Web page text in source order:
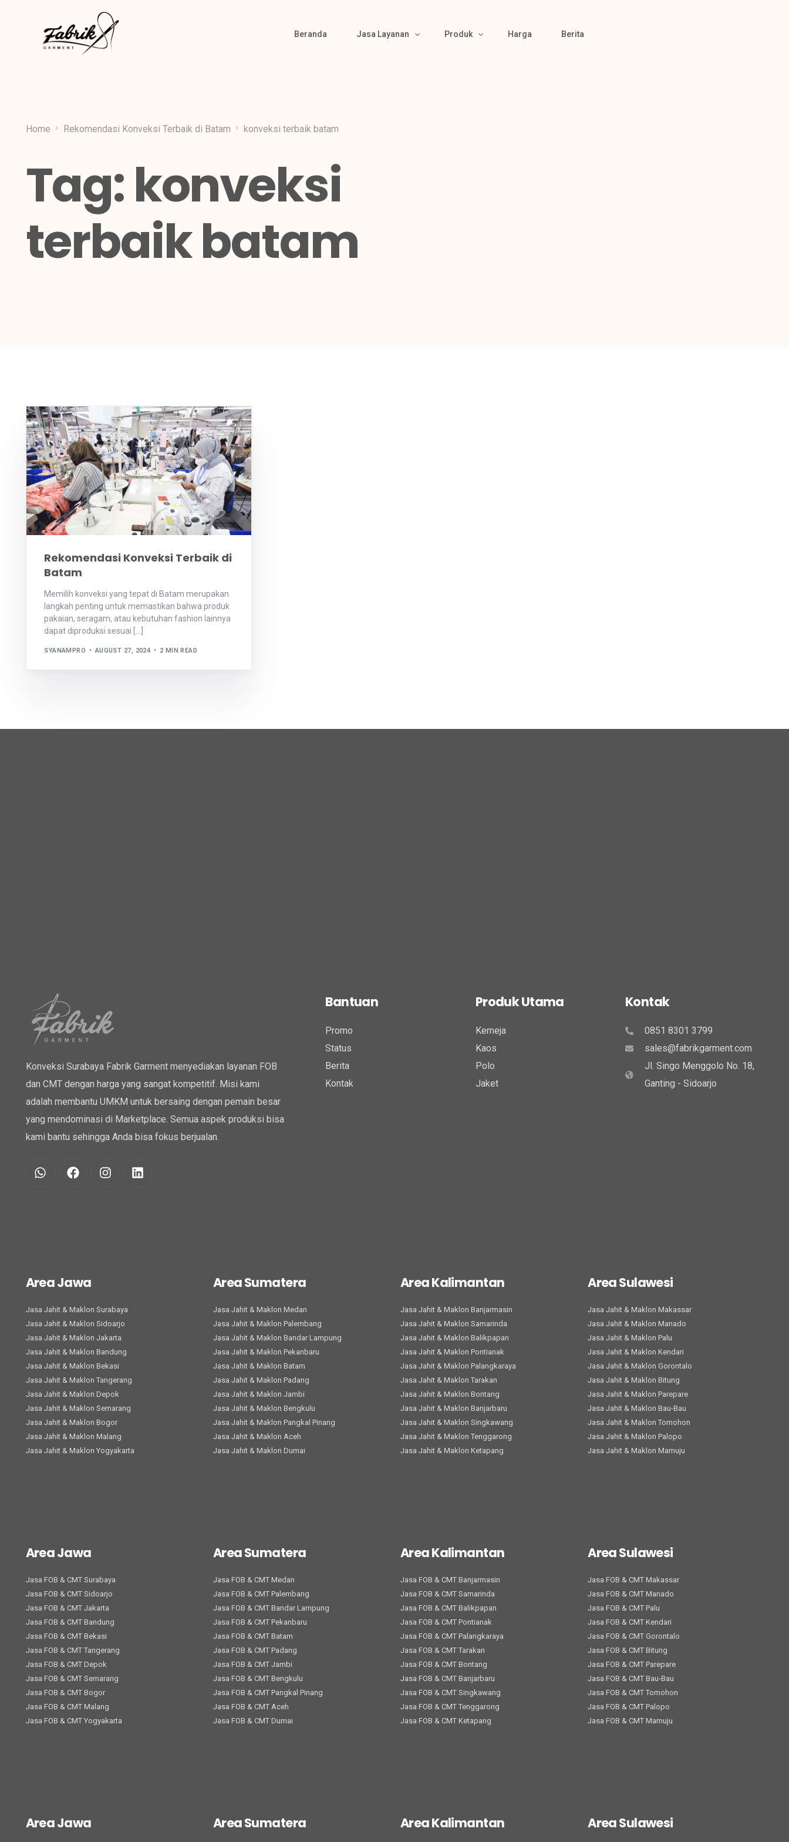
Beranda Jasa Layanan Produk Harga Berita
Home Rekomendasi Konveksi Terbaik di Batam konveksi terbaik batam
Tag:konveksi
terbaik batam
Rekomendasi Konveksi Terbaik di
Batam
Memilih konveksi yang tepat di Batam merupakan
langkah penting untuk memastikan bahwa produk
pakaian, seragam, atau kebutuhan fashion lainnya
dapat diproduksi sesuai […]
SYANAMPRO AUGUST 27, 2024 2 MIN READ
Konveksi Surabaya Fabrik Garment menyediakan layanan FOB
dan CMT dengan harga yang sangat kompetitif. Misi kami
adalah membantu UMKM untuk bersaing dengan pemain besar
yang mendominasi di Marketplace. Semua aspek produksi bisa
kami bantu sehingga Anda bisa fokus berjualan.
Bantuan
Promo
Status
Berita
Kontak
Produk Utama
Kemeja
Kaos
Polo
Jaket
Kontak
0851 8301 3799
sales@fabrikgarment.com
Jl. Singo Menggolo No. 18,
Ganting - Sidoarjo
Area Jawa
Jasa Jahit & Maklon Surabaya
Jasa Jahit & Maklon Sidoarjo
Jasa Jahit & Maklon Jakarta
Jasa Jahit & Maklon Bandung
Jasa Jahit & Maklon Bekasi
Jasa Jahit & Maklon Tangerang
Jasa Jahit & Maklon Depok
Jasa Jahit & Maklon Semarang
Jasa Jahit & Maklon Bogor
Jasa Jahit & Maklon Malang
Jasa Jahit & Maklon Yogyakarta
Area Sumatera
Jasa Jahit & Maklon Medan
Jasa Jahit & Maklon Palembang
Jasa Jahit & Maklon Bandar Lampung
Jasa Jahit & Maklon Pekanbaru
Jasa Jahit & Maklon Batam
Jasa Jahit & Maklon Padang
Jasa Jahit & Maklon Jambi
Jasa Jahit & Maklon Bengkulu
Jasa Jahit & Maklon Pangkal Pinang
Jasa Jahit & Maklon Aceh
Jasa Jahit & Maklon Dumai
Area Kalimantan
Jasa Jahit & Maklon Banjarmasin
Jasa Jahit & Maklon Samarinda
Jasa Jahit & Maklon Balikpapan
Jasa Jahit & Maklon Pontianak
Jasa Jahit & Maklon Palangkaraya
Jasa Jahit & Maklon Tarakan
Jasa Jahit & Maklon Bontang
Jasa Jahit & Maklon Banjarbaru
Jasa Jahit & Maklon Singkawang
Jasa Jahit & Maklon Tenggarong
Jasa Jahit & Maklon Ketapang
Area Sulawesi
Jasa Jahit & Maklon Makassar
Jasa Jahit & Maklon Manado
Jasa Jahit & Maklon Palu
Jasa Jahit & Maklon Kendari
Jasa Jahit & Maklon Gorontalo
Jasa Jahit & Maklon Bitung
Jasa Jahit & Maklon Parepare
Jasa Jahit & Maklon Bau-Bau
Jasa Jahit & Maklon Tomohon
Jasa Jahit & Maklon Palopo
Jasa Jahit & Maklon Mamuju
Area Jawa
Jasa FOB & CMT Surabaya
Jasa FOB & CMT Sidoarjo
Jasa FOB & CMT Jakarta
Jasa FOB & CMT Bandung
Jasa FOB & CMT Bekasi
Jasa FOB & CMT Tangerang
Jasa FOB & CMT Depok
Jasa FOB & CMT Semarang
Jasa FOB & CMT Bogor
Jasa FOB & CMT Malang
Jasa FOB & CMT Yogyakarta
Area Sumatera
Jasa FOB & CMT Medan
Jasa FOB & CMT Palembang
Jasa FOB & CMT Bandar Lampung
Jasa FOB & CMT Pekanbaru
Jasa FOB & CMT Batam
Jasa FOB & CMT Padang
Jasa FOB & CMT Jambi
Jasa FOB & CMT Bengkulu
Jasa FOB & CMT Pangkal Pinang
Jasa FOB & CMT Aceh
Jasa FOB & CMT Dumai
Area Kalimantan
Jasa FOB & CMT Banjarmasin
Jasa FOB & CMT Samarinda
Jasa FOB & CMT Balikpapan
Jasa FOB & CMT Pontianak
Jasa FOB & CMT Palangkaraya
Jasa FOB & CMT Tarakan
Jasa FOB & CMT Bontang
Jasa FOB & CMT Banjarbaru
Jasa FOB & CMT Singkawang
Jasa FOB & CMT Tenggarong
Jasa FOB & CMT Ketapang
Area Sulawesi
Jasa FOB & CMT Makassar
Jasa FOB & CMT Manado
Jasa FOB & CMT Palu
Jasa FOB & CMT Kendari
Jasa FOB & CMT Gorontalo
Jasa FOB & CMT Bitung
Jasa FOB & CMT Parepare
Jasa FOB & CMT Bau-Bau
Jasa FOB & CMT Tomohon
Jasa FOB & CMT Palopo
Jasa FOB & CMT Mamuju
Area Jawa Area Sumatera Area Kalimantan Area Sulawesi